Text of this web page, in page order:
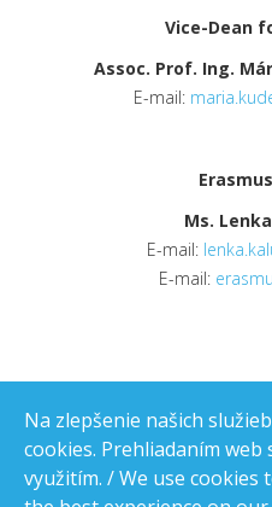
Vice-Dean
Assoc. Prof. Ing.
E-mail:
Ms.
E-mail:
E-mail:
Na zlepšenie našich
cookies. Prehliadaním
využitím. / We use cookies